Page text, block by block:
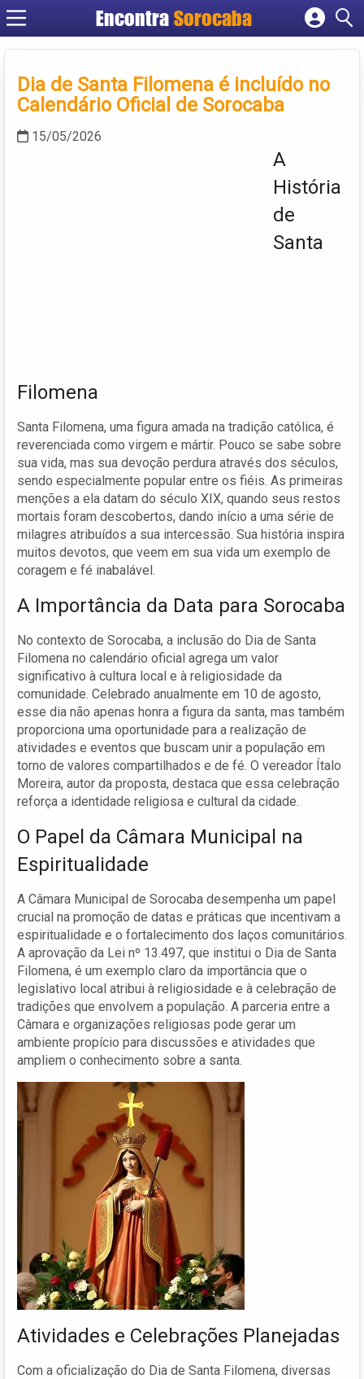
EncontraSorocaba
Cadastrar empresa
Criar conta
Dia de Santa Filomena é incluído no
Calendário Oficial de Sorocaba
15/05/2026
A
História
de
Santa
Filomena
Santa Filomena, uma figura amada na tradição católica, é
reverenciada como virgem e mártir. Pouco se sabe sobre
sua vida, mas sua devoção perdura através dos séculos,
sendo especialmente popular entre os fiéis. As primeiras
menções a ela datam do século XIX, quando seus restos
mortais foram descobertos, dando início a uma série de
milagres atribuídos a sua intercessão. Sua história inspira
muitos devotos, que veem em sua vida um exemplo de
coragem e fé inabalável.
A Importância da Data para Sorocaba
No contexto de Sorocaba, a inclusão do Dia de Santa
Filomena no calendário oficial agrega um valor
significativo à cultura local e à religiosidade da
comunidade. Celebrado anualmente em 10 de agosto,
esse dia não apenas honra a figura da santa, mas também
proporciona uma oportunidade para a realização de
atividades e eventos que buscam unir a população em
torno de valores compartilhados e de fé. O vereador Ítalo
Moreira, autor da proposta, destaca que essa celebração
reforça a identidade religiosa e cultural da cidade.
O Papel da Câmara Municipal na
Espiritualidade
A Câmara Municipal de Sorocaba desempenha um papel
crucial na promoção de datas e práticas que incentivam a
espiritualidade e o fortalecimento dos laços comunitários.
A aprovação da Lei nº 13.497, que institui o Dia de Santa
Filomena, é um exemplo claro da importância que o
legislativo local atribui à religiosidade e à celebração de
tradições que envolvem a população. A parceria entre a
Câmara e organizações religiosas pode gerar um
ambiente propício para discussões e atividades que
ampliem o conhecimento sobre a santa.
Atividades e Celebrações Planejadas
Com a oficialização do Dia de Santa Filomena, diversas